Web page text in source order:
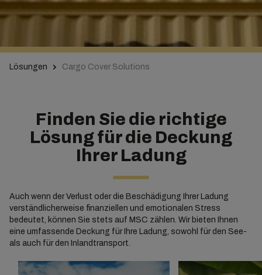
Lösungen Cargo Cover Solutions
Finden Sie die richtige
Lösung für die Deckung
Ihrer Ladung
Auch wenn der Verlust oder die Beschädigung Ihrer Ladung
verständlicherweise finanziellen und emotionalen Stress
bedeutet, können Sie stets auf MSC zählen. Wir bieten Ihnen
eine umfassende Deckung für Ihre Ladung, sowohl für den See-
als auch für den Inlandtransport.